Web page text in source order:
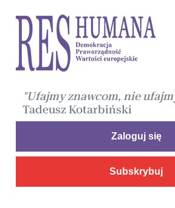
"Ufajmy znawcom, nie
Tadeusz Kotarbiński
Zaloguj się
Subskrybuj